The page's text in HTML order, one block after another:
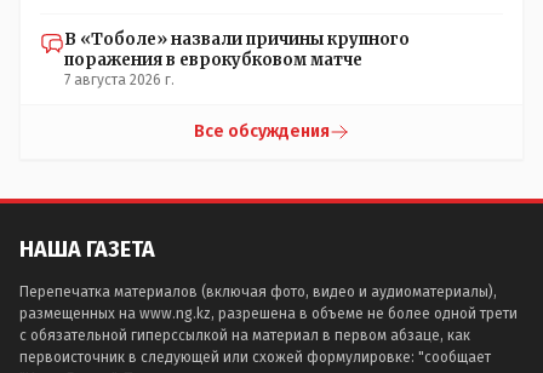
В «Тоболе» назвали причины крупного
поражения в еврокубковом матче
7 августа 2026 г.
Все обсуждения
НАША ГАЗЕТА
Перепечатка материалов (включая фото, видео и аудиоматериалы),
размещенных на www.ng.kz, разрешена в объеме не более одной трети
с обязательной гиперссылкой на материал в первом абзаце, как
первоисточник в следующей или схожей формулировке: "сообщает